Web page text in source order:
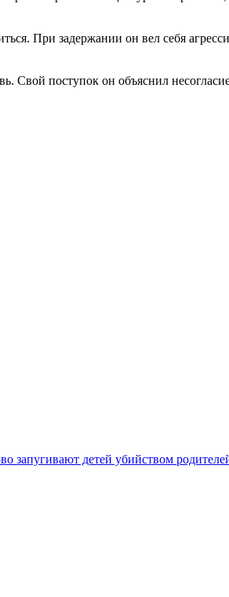
При задержании он вел себя
Свой поступок он объяснил
запугивают детей убийством